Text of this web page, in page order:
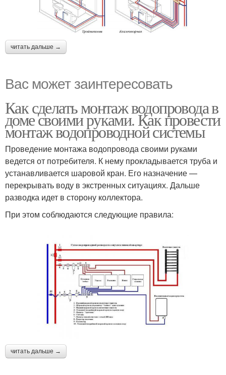
читать дальше →
Вас может заинтересовать
Как сделать монтаж водопровода в
доме своими руками. Как провести
монтаж водопроводной системы
Проведение монтажа водопровода своими руками
ведется от потребителя. К нему прокладывается труба и
устанавливается шаровой кран. Его назначение —
перекрывать воду в экстренных ситуациях. Дальше
разводка идет в сторону коллектора.
При этом соблюдаются следующие правила:
читать дальше →